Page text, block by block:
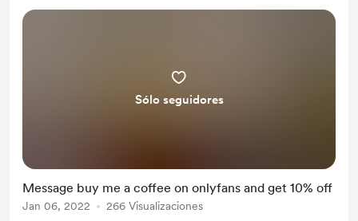
Sólo seguidores
Message buy me a coffee on onlyfans and get 10% off
Jan 06, 2022 266 Visualizaciones